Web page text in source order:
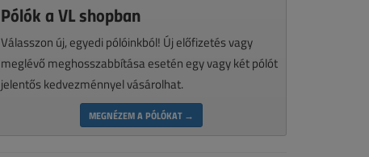
Pólók a VL shopban
Válasszon új, egyedi pólóinkból! Új előfizetés vagy
meglévő meghosszabbítása esetén egy vagy két pólót
jelentős kedvezménnyel vásárolhat.
MEGNÉZEM A PÓLÓKAT →